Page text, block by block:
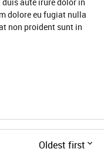
dolore eu fugiat nulla
non proident sunt in
Oldest first